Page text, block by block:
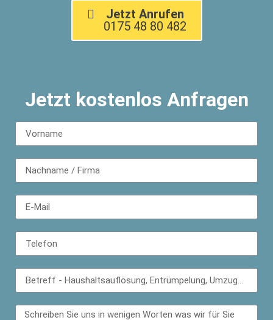
Jetzt Anrufen
0175 48 80 482
Jetzt kostenlos Anfragen